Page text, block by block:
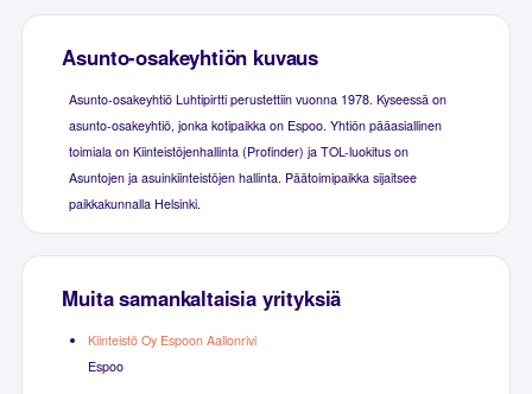
Asunto-osakeyhtiön kuvaus
Asunto-osakeyhtiö Luhtipirtti perustettiin vuonna 1978. Kyseessä on
asunto-osakeyhtiö, jonka kotipaikka on Espoo. Yhtiön pääasiallinen
toimiala on Kiinteistöjenhallinta (Profinder) ja TOL-luokitus on
Asuntojen ja asuinkiinteistöjen hallinta. Päätoimipaikka sijaitsee
paikkakunnalla Helsinki.
Muita samankaltaisia yrityksiä
Kiinteistö Oy Espoon Aallonrivi
Espoo